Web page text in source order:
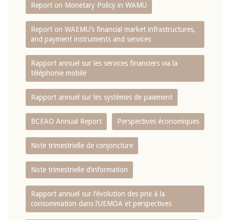
Report on Monetary Policy in WAMU
Report on WAEMU’s financial market infrastructures,
and payment instruments and services
Rapport annuel sur les services financiers via la
téléphonie mobile
Rapport annuel sur les systèmes de paiement
BCEAO Annual Report Perspectives économiques
Note trimestrielle de conjoncture
Note trimestrielle d‘information
Rapport annuel sur l‘évolution des prix à la
consommation dans l‘UEMOA et perspectives